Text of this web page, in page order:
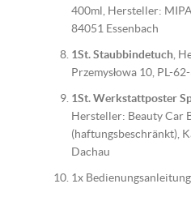
400ml, Hersteller:
84051 Essenbach
1St. Staubbindetuch ,
Przemysłowa 10, PL-
1St. Werkstattposter
Hersteller: Beauty Car
(haftungsbeschränkt),
Dachau
1x Bedienungsanleitung